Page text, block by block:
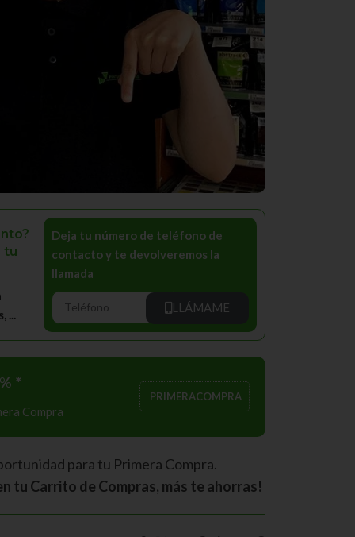
tu
...
Deja tu número de teléfono de
contacto y te devolveremos la
llamada
LLÁMAME
*
Compra
PRIMERACOMPRA
para tu Primera Compra.
tu Carrito de Compras, más te ahorras!